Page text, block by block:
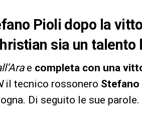
Pioli dopo la
sia un talento
e completa con una
il tecnico rossonero Stefano
Di seguito le sue parole.